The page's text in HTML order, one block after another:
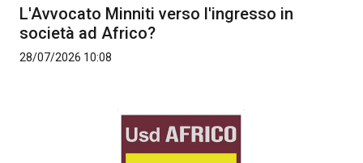
L'Avvocato Minniti verso l'ingresso in
società ad Africo?
28/07/2026 10:08